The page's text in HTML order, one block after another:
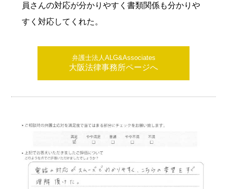
員さんの対応が分かりやすく書類関係も分かりや
すく対応してくれた。
弁護士法人ALG&Associates
大阪法律事務所ページへ